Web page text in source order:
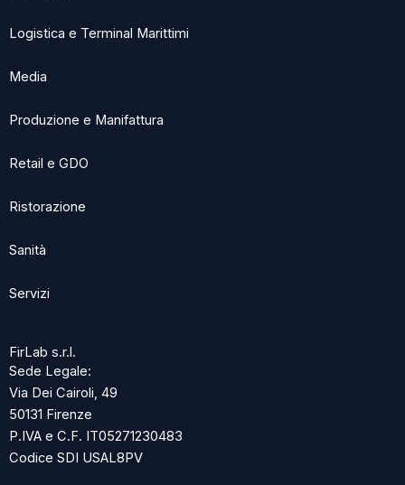
Logistica e Terminal Marittimi
Media
Produzione e Manifattura
Retail e GDO
Ristorazione
Sanità
Servizi
FirLab s.r.l.
Sede Legale:
Via Dei Cairoli, 49
50131 Firenze
P.IVA e C.F. IT05271230483
Codice SDI USAL8PV